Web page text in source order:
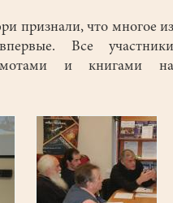
признали, что многое из
Все участники
и книгами на